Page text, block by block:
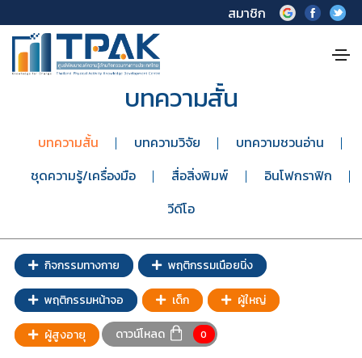
บทความสั้น
บทความสั้น บทความวิจัย
บทความชวนอ่าน
ชุดความรู้/เครื่องมือ
สื่อสิ่งพิมพ์
อินโฟกราฟิก
วีดีโอ
กิจกรรมทางกาย พฤติกรรมเนือยนิ่ง
พฤติกรรมหน้าจอ เด็ก ผู้ใหญ่
ผู้สูงอายุ ดาวน์โหลด 0
สมาชิก